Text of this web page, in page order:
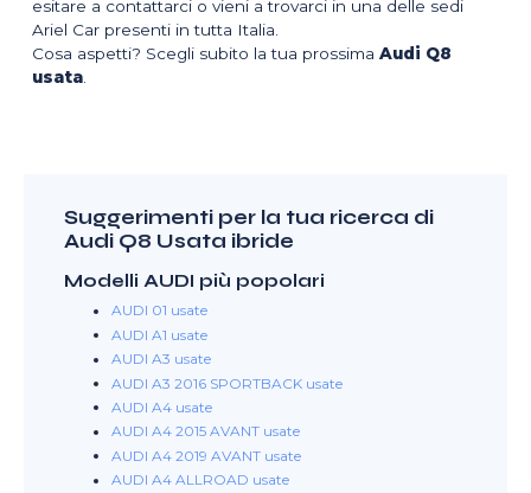
esitare a contattarci o vieni a trovarci in una delle sedi
Ariel Car presenti in tutta Italia.
Cosa aspetti? Scegli subito la tua prossimaAudi Q8
usata.
Suggerimenti per la tua ricerca di
Audi Q8 Usata ibride
Modelli AUDI più popolari
AUDI 01 usate
AUDI A1 usate
AUDI A3 usate
AUDI A3 2016 SPORTBACK usate
AUDI A4 usate
AUDI A4 2015 AVANT usate
AUDI A4 2019 AVANT usate
AUDI A4 ALLROAD usate